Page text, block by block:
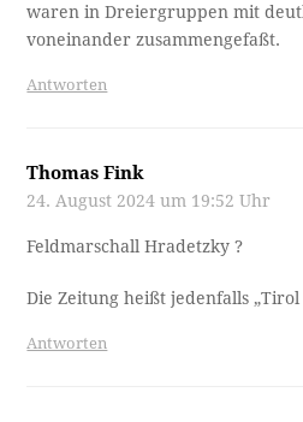
waren in Dreiergruppen mit
voneinander zusammengefaßt.
Antworten
Thomas Fink
24. August 2024 um 19:52 Uhr
Feldmarschall Hradetzky ?
Die Zeitung heißt jedenfalls „Tirol
Antworten